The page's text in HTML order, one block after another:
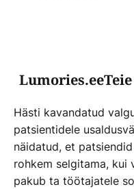
Hästi kavandatud
patsientidele
näidatud, et
rohkem selgitama, kui
pakub ta töötajatele